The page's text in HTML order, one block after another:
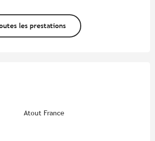
les prestations
Atout France